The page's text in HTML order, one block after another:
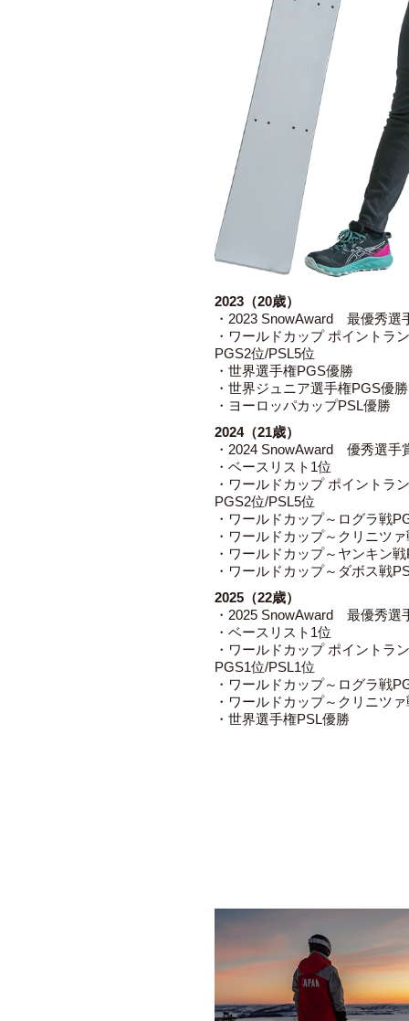
2023（20歳）
・2023 SnowAward 最優秀
・ワールドカップ ポイントラ
PGS2位/PSL5位
・世界選手権PGS優勝
・世界ジュニア選手権PGS優勝
・ヨーロッパカップPSL優勝
2024（21歳）
・2024 SnowAward 優秀選
・ベースリスト1位
・ワールドカップ ポイントラ
PGS2位/PSL5位
・ワールドカップ～ログラ戦
・ワールドカップ～クリニツ
・ワールドカップ～ヤンキン
・ワールドカップ～ダボス戦
2025（22歳）
・2025 SnowAward 最優秀
・ベースリスト1位
・ワールドカップ ポイントラ
PGS1位/PSL1位
・ワールドカップ～ログラ戦
・ワールドカップ～クリニツ
・世界選手権PSL優勝